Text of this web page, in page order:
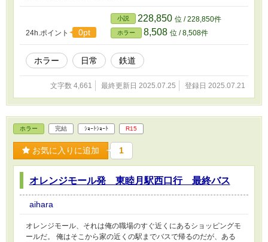
24h.ポイント 0pt
小説 228,850 位 / 228,850件
ホラー 8,508 位 / 8,508件
ホラー 日常 鉄道
文字数 4,661 最終更新日 2025.07.25 登録日 2025.07.21
ホラー 完結 ｼｮｰﾄｼｮｰﾄ R15
お気に入りに追加 1
オレンジモール発 東睦月駅西口行 最終バス
aihara
オレンジモール、それは俺の職場のすぐ近くにあるショッピングモ
ールだ。 俺はそこから家の近くの駅までバスで帰るのだが、ある